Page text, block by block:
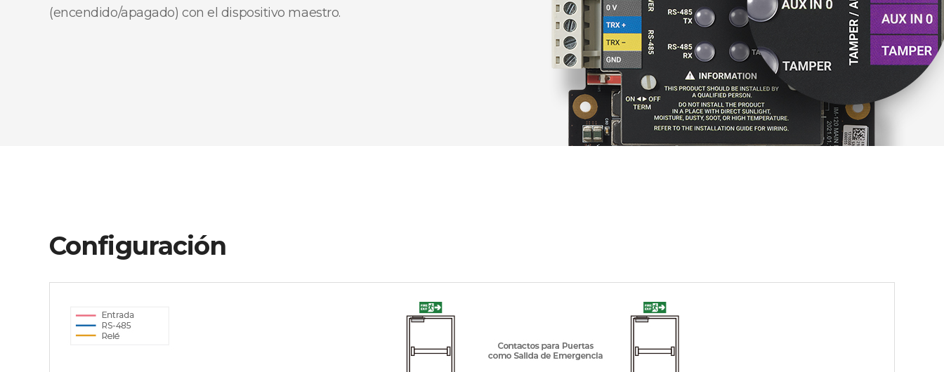
(encendido/apagado) con el dispositivo maestro.
Configuración